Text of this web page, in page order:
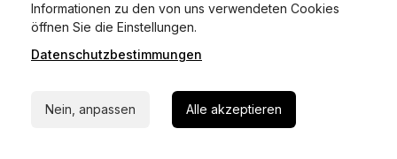
Informationen zu den von uns verwendeten Cookies
öffnen Sie die Einstellungen.
Datenschutzbestimmungen
Nein, anpassen Alle akzeptieren
Fahrzeugbrief, Fahrzeugschein, Ausweis oder Reisepass,
Versicherungsnachweis, falls erforderlich TÜV-Bericht.
Wie sicher ist das Verfahren?
Kann ich mein Fahrzeug online ummelden oder
abmelden?